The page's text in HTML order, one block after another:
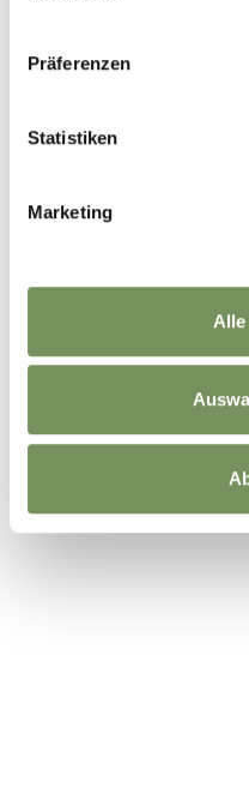
Präferenzen
Statistiken
Marketing
Alle
WAS DE INHOUD